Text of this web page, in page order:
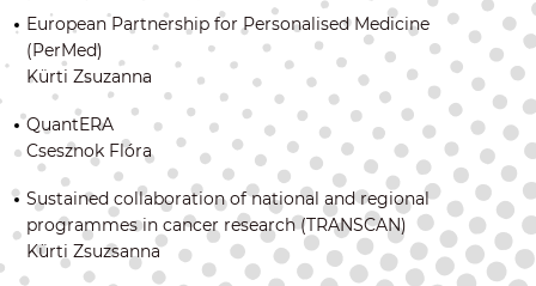
European Partnership for Personalised Medicine
(PerMed)
Kürti Zsuzanna
QuantERA
Csesznok Flóra
Sustained collaboration of national and regional
programmes in cancer research (TRANSCAN)
Kürti Zsuzsanna